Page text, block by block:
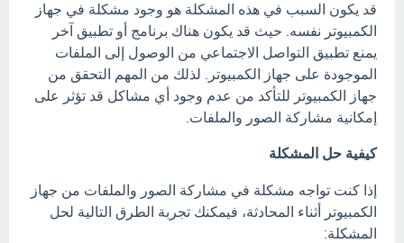
قد يكون السبب في هذه المشكلة هو وجود مشكلة في جهاز
الكمبيوتر نفسه. حيث قد يكون هناك برنامج أو تطبيق آخر
يمنع تطبيق التواصل الاجتماعي من الوصول إلى الملفات
الموجودة على جهاز الكمبيوتر. لذلك من المهم التحقق من
جهاز الكمبيوتر للتأكد من عدم وجود أي مشاكل قد تؤثر على
إمكانية مشاركة الصور والملفات.
كيفية حل المشكلة
إذا كنت تواجه مشكلة في مشاركة الصور والملفات من جهاز
الكمبيوتر أثناء المحادثة، فيمكنك تجربة الطرق التالية لحل
المشكلة: